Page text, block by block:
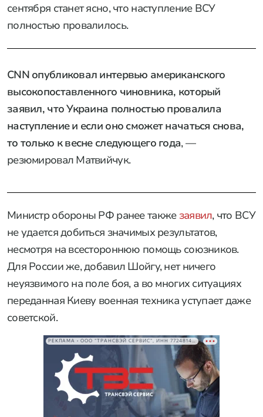
сентября станет ясно, что наступление ВСУ
полностью провалилось.
CNN опубликовал интервью американского
высокопоставленного чиновника, который
заявил, что Украина полностью провалила
наступление и если оно сможет начаться снова,
то только к весне следующего года, —
резюмировал Матвийчук.
Министр обороны РФ ранее также заявил, что ВСУ
не удается добиться значимых результатов,
несмотря на всестороннюю помощь союзников.
Для России же, добавил Шойгу, нет ничего
неуязвимого на поле боя, а во многих ситуациях
переданная Киеву военная техника уступает даже
советской.
РЕКЛАМА • ООО "ТРАНСВЭЙ СЕРВИС", ИНН 7724814198